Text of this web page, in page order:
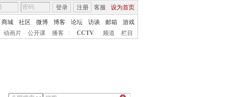
客服 设为首页
登录 注册
商城 社区 微博 博客 论坛 访谈 邮箱
游戏
动画片 公开课 播客 CCTV 频道 栏目